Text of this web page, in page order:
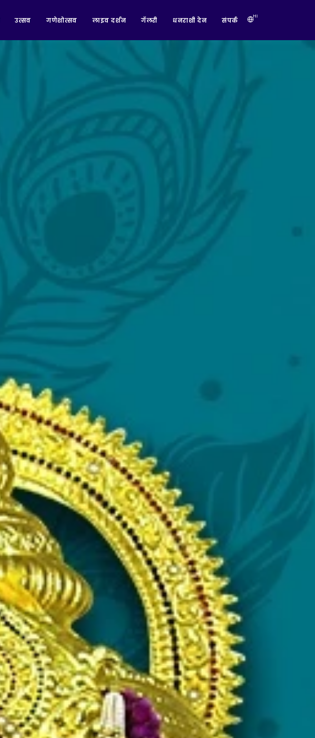
HI
उत्सव गणेशोत्सव लाइव दर्शन गॅलरी धनराशी देन संपर्क